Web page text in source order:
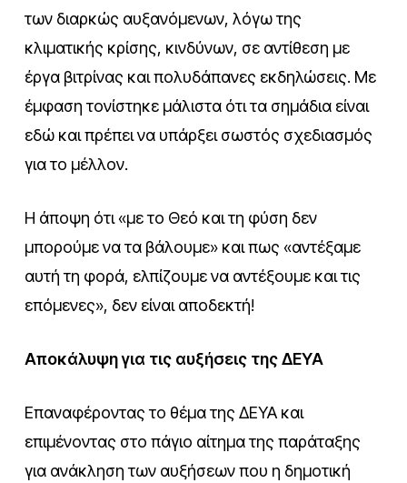
των διαρκώς αυξανόμενων, λόγω της
κλιματικής κρίσης, κινδύνων, σε αντίθεση με
έργα βιτρίνας και πολυδάπανες εκδηλώσεις. Με
έμφαση τονίστηκε μάλιστα ότι τα σημάδια είναι
εδώ και πρέπει να υπάρξει σωστός σχεδιασμός
για το μέλλον.
Η άποψη ότι «με το Θεό και τη φύση δεν
μπορούμε να τα βάλουμε» και πως «αντέξαμε
αυτή τη φορά, ελπίζουμε να αντέξουμε και τις
επόμενες», δεν είναι αποδεκτή!
Αποκάλυψη για τις αυξήσεις της ΔΕΥΑ
Επαναφέροντας το θέμα της ΔΕΥΑ και
επιμένοντας στο πάγιο αίτημα της παράταξης
για ανάκληση των αυξήσεων που η δημοτική